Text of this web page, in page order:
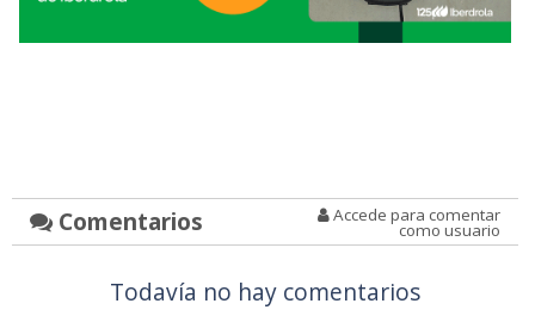
Comentarios Accede para comentar
como usuario
Todavía no hay comentarios